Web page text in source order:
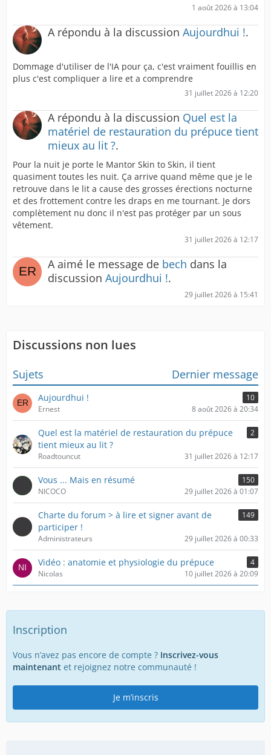
1 août 2026 à 13:04
A répondu à la discussion Aujourdhui !.
Dommage d'utiliser de l'IA pour ça, c'est vraiment fouillis en
plus c'est compliquer a lire et a comprendre
31 juillet 2026 à 12:20
A répondu à la discussion Quel est la
matériel de restauration du prépuce tient
mieux au lit ?.
Pour la nuit je porte le Mantor Skin to Skin, il tient
quasiment toutes les nuit. Ça arrive quand même que je le
retrouve dans le lit a cause des grosses érections nocturne
et des frottement contre les draps en me tournant. Je dors
complètement nu donc il n'est pas protéger par un sous
vêtement.
31 juillet 2026 à 12:17
A aimé le message de bech dans la
discussion Aujourdhui !.
29 juillet 2026 à 15:41
Discussions non lues
Sujets Dernier message
Aujourdhui !
10
Ernest
8 août 2026 à 20:34
Quel est la matériel de restauration du prépuce
tient mieux au lit ?
2
Roadtouncut 31 juillet 2026 à 12:17
Vous ... Mais en résumé
150
NICOCO
29 juillet 2026 à 01:07
Charte du forum > à lire et signer avant de
participer !
149
Administrateurs 29 juillet 2026 à 00:33
Vidéo : anatomie et physiologie du prépuce
4
Nicolas
10 juillet 2026 à 20:09
Inscription
Vous n’avez pas encore de compte ? Inscrivez-vous
maintenant et rejoignez notre communauté !
Je m’inscris